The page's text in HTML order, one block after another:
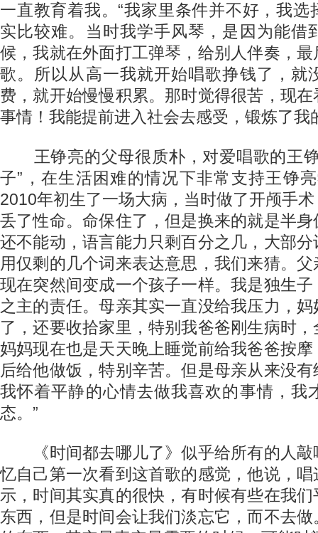
一直教育着我。“我家里条件并不好，我选
实比较难。当时我学手风琴，是因为能借
候，我就在外面打工弹琴，给别人伴奏，
歌。所以从高一我就开始唱歌挣钱了，就
费，就开始慢慢积累。那时觉得很苦，现
事情！我能提前进入社会去感受，锻炼了我
王铮亮的父母很质朴，对爱唱歌的王铮
子”，在生活困难的情况下非常支持王铮
2010年初生了一场大病，当时做了开颅手
丢了性命。命保住了，但是换来的就是半
还不能动，语言能力只剩百分之几，大部
用仅剩的几个词来表达意思，我们来猜。
现在突然间变成一个孩子一样。我是独生
之主的责任。母亲其实一直没给我压力，
了，还要收拾家里，特别我爸爸刚生病时
妈妈现在也是天天晚上睡觉前给我爸爸按
后给他做饭，特别辛苦。但是母亲从来没
我怀着平静的心情去做我喜欢的事情，我
态。”
《时间都去哪儿了》似乎给所有的人敲
忆自己第一次看到这首歌的感觉，他说，
示，时间其实真的很快，有时候有些在我
东西，但是时间会让我们淡忘它，而不去